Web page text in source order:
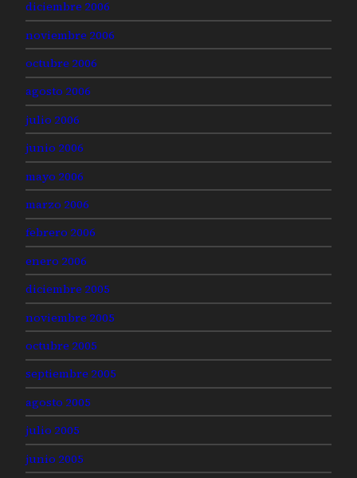
diciembre 2006
noviembre 2006
octubre 2006
agosto 2006
julio 2006
junio 2006
mayo 2006
marzo 2006
febrero 2006
enero 2006
diciembre 2005
noviembre 2005
octubre 2005
septiembre 2005
agosto 2005
julio 2005
junio 2005